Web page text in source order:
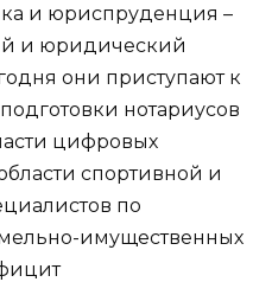
и юриспруденция –
и юридический
они приступают к
нотариусов
цифровых
спортивной и
по
имущественных